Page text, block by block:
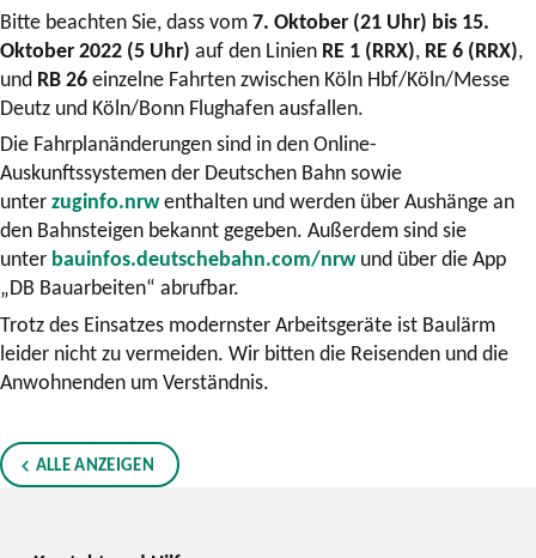
Bitte beachten Sie, dass vom7. Oktober (21 Uhr) bis 15.
Oktober 2022 (5 Uhr) auf den Linien RE 1 (RRX), RE 6 (RRX),
und RB 26einzelne Fahrten zwischen Köln Hbf/Köln/Messe
Deutz und Köln/Bonn Flughafen ausfallen.
Die Fahrplanänderungen sind in den Online-
Auskunftssystemen der Deutschen Bahn sowie
unterzuginfo.nrwenthalten und werden über Aushänge an
den Bahnsteigen bekannt gegeben. Außerdem sind sie
unter bauinfos.deutschebahn.com/nrwund über die App
„DB Bauarbeiten“ abrufbar.
Trotz des Einsatzes modernster Arbeitsgeräte ist Baulärm
leider nicht zu vermeiden. Wir bitten die Reisenden und die
Anwohnenden um Verständnis.
ALLE ANZEIGEN